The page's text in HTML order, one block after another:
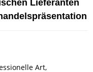
Lieferanten
Art,